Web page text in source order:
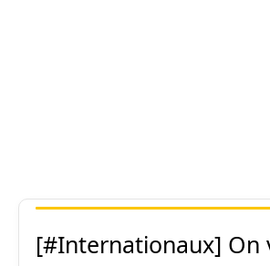
[#Internationaux] On